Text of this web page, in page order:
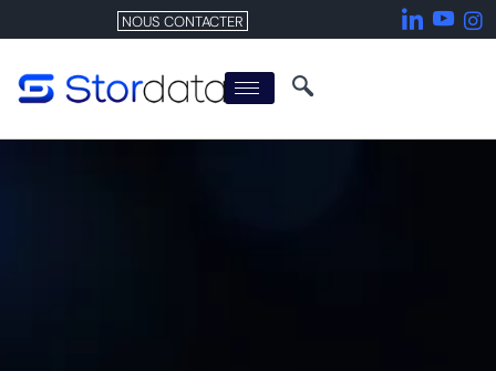
NOUS CONTACTER